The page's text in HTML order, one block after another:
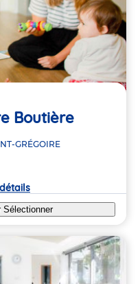
Boutière
GRÉGOIRE
Sélectionner